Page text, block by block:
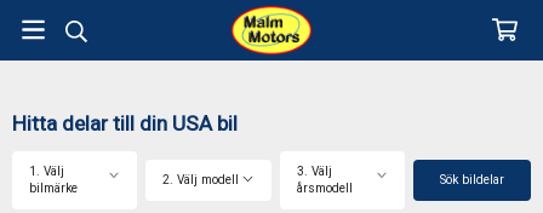
Hitta delar till din USA bil
1. Välj
bilmärke
2. Välj modell
3. Välj
årsmodell
Sök bildelar